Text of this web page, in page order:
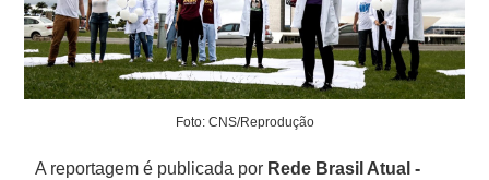
Foto: CNS/Reprodução
A reportagem é publicada por Rede Brasil Atual -